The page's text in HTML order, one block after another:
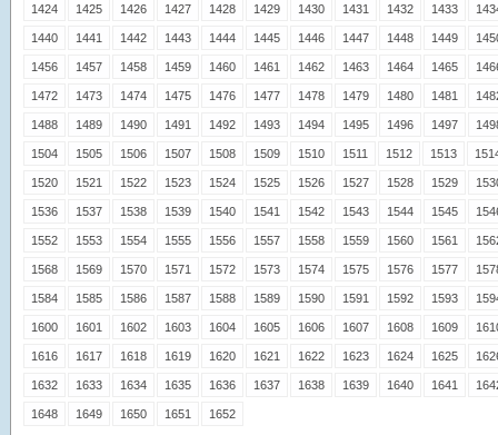
1424 1425 1426 1427 1428 1429 1430 1431 1432 1433
1440 1441 1442 1443 1444 1445 1446 1447 1448 1449
1456 1457 1458 1459 1460 1461 1462 1463 1464 1465
1472 1473 1474 1475 1476 1477 1478 1479 1480 1481
1488 1489 1490 1491 1492 1493 1494 1495 1496 1497
1504 1505 1506 1507 1508 1509 1510 1511 1512 1513
1520 1521 1522 1523 1524 1525 1526 1527 1528 1529
1536 1537 1538 1539 1540 1541 1542 1543 1544 1545
1552 1553 1554 1555 1556 1557 1558 1559 1560 1561
1568 1569 1570 1571 1572 1573 1574 1575 1576 1577
1584 1585 1586 1587 1588 1589 1590 1591 1592 1593
1600 1601 1602 1603 1604 1605 1606 1607 1608 1609
1616 1617 1618 1619 1620 1621 1622 1623 1624 1625
1632 1633 1634 1635 1636 1637 1638 1639 1640 1641
1648 1649 1650 1651 1652